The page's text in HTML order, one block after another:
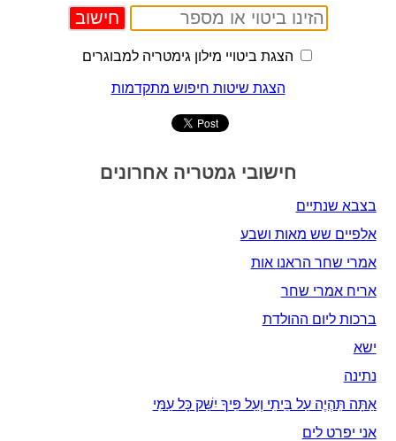
הצגת ביטויי מילון גימטריה למבוגרים
הצגת שיטות חיפוש מתקדמות
חישובי גמטריה אחרונים
בצבא שנתיים
אלפיים שש מאות ושבע
אמרי שחר הראנו אות
אריח אמרי שחר
ברכות ליום ההולדת
ישא
נתינה
אַתָּה תִּהְיֶה עַל בֵּיתִי וְעַל פִּיךָ יִשַּׁק כָּל עַמִּי
אני יפרט לים